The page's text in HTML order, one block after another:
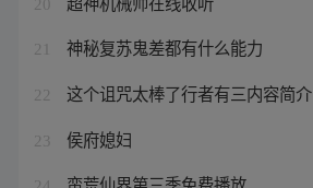
21 神秘复苏鬼差都有什么能力
22 这个诅咒太棒了行者有三内容简介
23 侯府媳妇